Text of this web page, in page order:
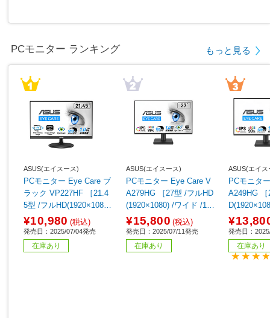
PCモニター ランキング もっと見る
ASUS(エイスース)
PCモニター Eye Care ブ
ラック VP227HF ［21.4
5型 /フルHD(1920×1080)
/ワイド /100Hz］
¥10,980 (税込)
発売日：2025/07/04発売
在庫あり
ASUS(エイスース)
PCモニター Eye Care V
A279HG ［27型 /フルHD
(1920×1080) /ワイド /12
0Hz］
¥15,800 (税込)
発売日：2025/07/11発売
在庫あり
ASUS(エイス
PCモニタ
A249HG
20Hz］
発売日：
在庫あり